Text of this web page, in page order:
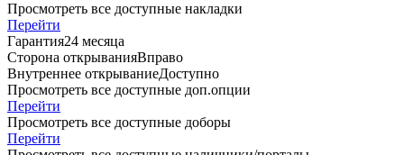
Просмотреть все доступные накладки
Перейти
Гарантия24 месяца
Сторона открыванияВправо
Внутреннее открываниеДоступно
Просмотреть все доступные доп.опции
Перейти
Просмотреть все доступные доборы
Перейти